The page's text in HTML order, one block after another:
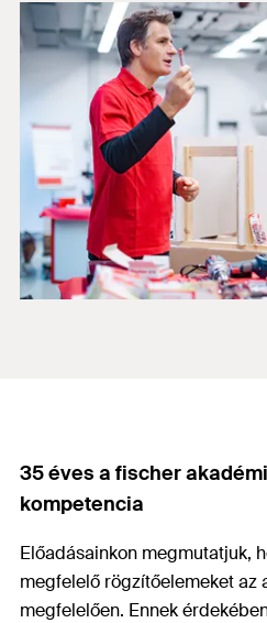
35 éves a fischer
kompetencia
Előadásainkon megmutatjuk,
megfelelő rögzítőelemeket az
megfelelően. Ennek